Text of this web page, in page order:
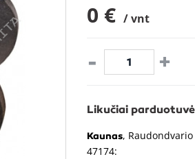
0 € / vnt
- +
Likučiai
Kaunas, Raudondvario
47174: